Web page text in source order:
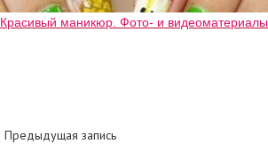
Красивый маникюр. Фото- и видеоматериалы
Предыдущая запись